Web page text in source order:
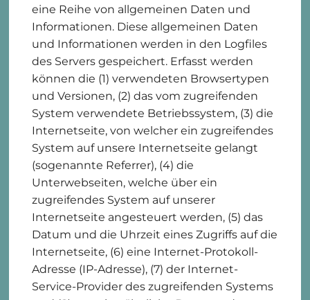
eine Reihe von allgemeinen Daten und
Informationen. Diese allgemeinen Daten
und Informationen werden in den Logfiles
des Servers gespeichert. Erfasst werden
können die (1) verwendeten Browsertypen
und Versionen, (2) das vom zugreifenden
System verwendete Betriebssystem, (3) die
Internetseite, von welcher ein zugreifendes
System auf unsere Internetseite gelangt
(sogenannte Referrer), (4) die
Unterwebseiten, welche über ein
zugreifendes System auf unserer
Internetseite angesteuert werden, (5) das
Datum und die Uhrzeit eines Zugriffs auf die
Internetseite, (6) eine Internet-Protokoll-
Adresse (IP-Adresse), (7) der Internet-
Service-Provider des zugreifenden Systems